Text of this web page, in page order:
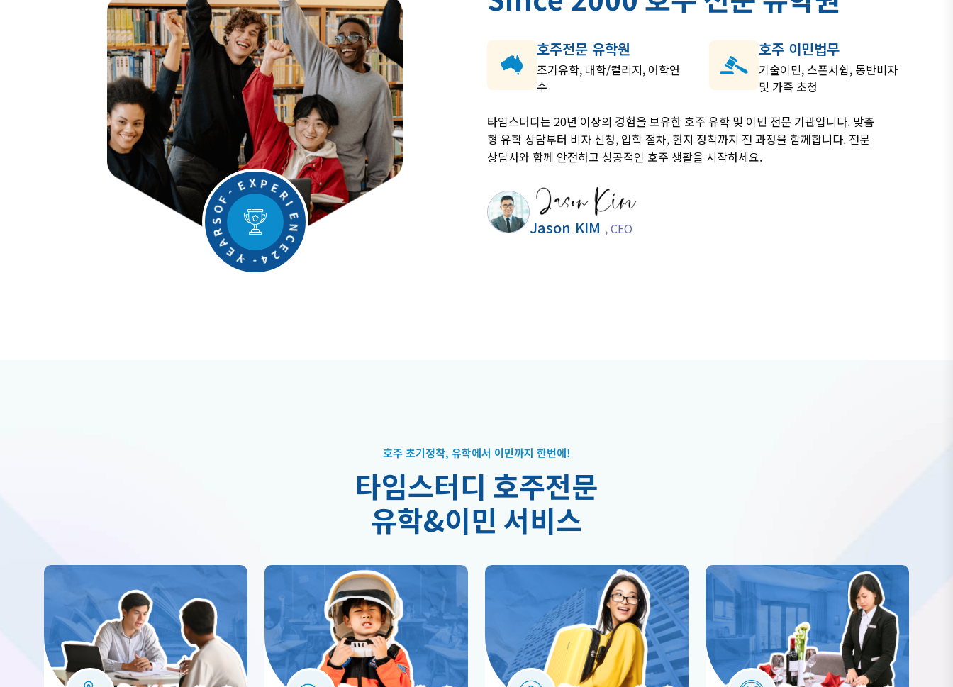
Y
E
A
RS O F -
E
X
P
E
R
I
E
N
C
E
2
4
-
-
호주전문 유학원
조기유학, 대학/컬리지, 어학연
수
호주 이민법무
기술이민, 스폰서쉽, 동반비자
및 가족 초청
타임스터디는 20년 이상의 경험을 보유한 호주 유학 및 이민 전문 기관입니다. 맞춤
형 유학 상담부터 비자 신청, 입학 절차, 현지 정착까지 전 과정을 함께합니다. 전문
상담사와 함께 안전하고 성공적인 호주 생활을 시작하세요.
Jason KIM , CEO
호주 초기정착, 유학에서 이민까지 한번에!
타임스터디 호주전문
유학&이민 서비스